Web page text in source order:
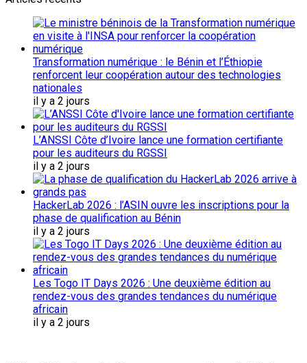
Transformation numérique : le Bénin et l’Éthiopie
renforcent leur coopération autour des technologies
nationales
il y a 2 jours
L’ANSSI Côte d’Ivoire lance une formation certifiante
pour les auditeurs du RGSSI
il y a 2 jours
HackerLab 2026 : l’ASIN ouvre les inscriptions pour la
phase de qualification au Bénin
il y a 2 jours
Les Togo IT Days 2026 : Une deuxième édition au
rendez-vous des grandes tendances du numérique
africain
il y a 2 jours